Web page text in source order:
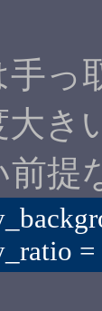
っ
大き
提
=